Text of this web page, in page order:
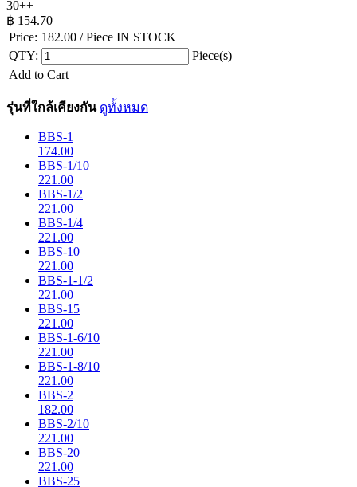
30++
฿ 154.70
Price: 182.00 / Piece IN STOCK
QTY:
Piece(s)
Add to Cart
รุ่นที่ใกล้เคียงกัน ดูทั้งหมด
BBS-1
174.00
BBS-1/10
221.00
BBS-1/2
221.00
BBS-1/4
221.00
BBS-10
221.00
BBS-1-1/2
221.00
BBS-15
221.00
BBS-1-6/10
221.00
BBS-1-8/10
221.00
BBS-2
182.00
BBS-2/10
221.00
BBS-20
221.00
BBS-25